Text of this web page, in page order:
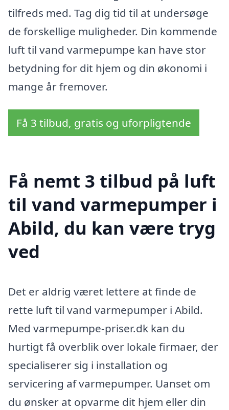
tilfreds med. Tag dig tid til at undersøge
de forskellige muligheder. Din kommende
luft til vand varmepumpe kan have stor
betydning for dit hjem og din økonomi i
mange år fremover.
Få 3 tilbud, gratis og uforpligtende
Få nemt 3 tilbud på luft
til vand varmepumper i
Abild, du kan være tryg
ved
Det er aldrig været lettere at finde de
rette luft til vand varmepumper i Abild.
Med varmepumpe-priser.dk kan du
hurtigt få overblik over lokale firmaer, der
specialiserer sig i installation og
servicering af varmepumper. Uanset om
du ønsker at opvarme dit hjem eller din